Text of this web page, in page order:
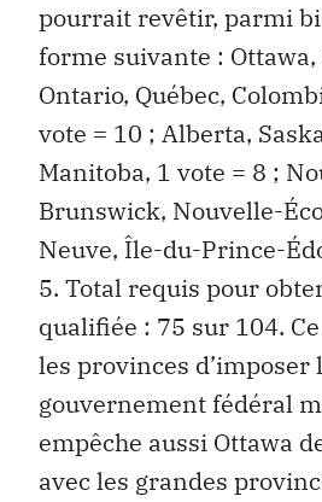
pourrait revêtir, parmi
forme suivante : Ottawa,
Ontario, Québec,
vote = 10 ; Alberta,
Manitoba, 1 vote = 8 ;
Brunswick, Nouvelle-
Neuve, Île-du-Prince-
5. Total requis pour
qualifiée : 75 sur 104.
les provinces
gouvernement fédéral
empêche aussi Ottawa
avec les grandes